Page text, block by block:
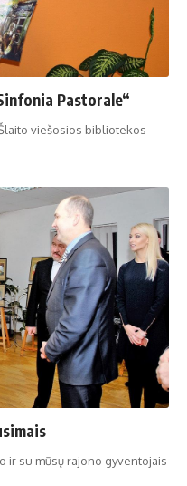
Pastorale“
viešosios bibliotekos
ir su mūsų rajono gyventojais